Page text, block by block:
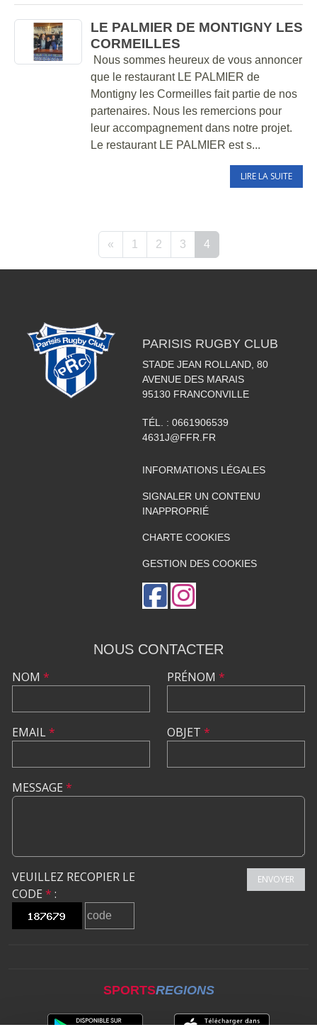
LE PALMIER DE MONTIGNY LES
CORMEILLES
Nous sommes heureux de vous annoncer
que le restaurant LE PALMIER de
Montigny les Cormeilles fait partie de nos
partenaires. Nous les remercions pour
leur accompagnement dans notre projet.
Le restaurant LE PALMIER est s...
LIRE LA SUITE
« 1 2 3 4
PARISIS RUGBY CLUB
STADE JEAN ROLLAND, 80
AVENUE DES MARAIS
95130 FRANCONVILLE
TÉL. : 0661906539
4631J@FFR.FR
INFORMATIONS LÉGALES
SIGNALER UN CONTENU
INAPPROPRIÉ
CHARTE COOKIES
GESTION DES COOKIES
NOUS CONTACTER
NOM *
EMAIL*
PRÉNOM *
OBJET *
MESSAGE *
VEUILLEZ RECOPIER LE
CODE * :
ENVOYER
SPORTSREGIONS